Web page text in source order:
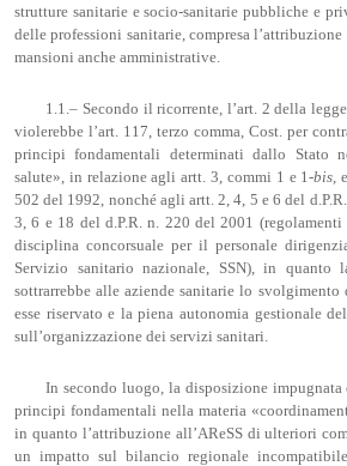
strutture sanitarie e socio-sanitarie pubbliche e
delle professioni sanitarie, compresa
mansioni anche amministrative.
1.1.– Secondo il ricorrente, l’art. 2 della
violerebbe l’art. 117, terzo comma, Cost. per
principi fondamentali determinati dallo Stato
salute», in relazione agli artt. 3, commi 1 e 1-bis,
502 del 1992, nonché agli artt. 2, 4, 5 e 6 del
3, 6 e 18 del d.P.R. n. 220 del 2001
disciplina concorsuale per il personale
Servizio sanitario nazionale, SSN), in quanto
sottrarrebbe alle aziende sanitarie lo
esse riservato e la piena autonomia gestionale
sull’organizzazione dei servizi sanitari.
In secondo luogo, la disposizione impugnata
principi fondamentali nella materia
in quanto l’attribuzione all’AReSS di ulteriori
un impatto sul bilancio regionale